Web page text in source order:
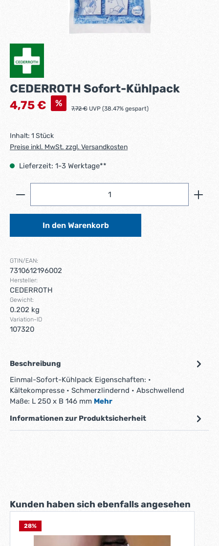
CEDERROTH Sofort-Kühlpack
Verkaufspreis:
4,75 € % Regulärer Preis:
7,72 € UVP (38.47% gespart)
Inhalt: 1 Stück
Preise inkl. MwSt. zzgl. Versandkosten
Lieferzeit: 1-3 Werktage**
Produkt Anzahl: Gib den gewünschten Wert ein
In den Warenkorb
GTIN/EAN:
7310612196002
Hersteller:
CEDERROTH
Gewicht:
0.202 kg
Variation-ID
107320
Beschreibung
Einmal-Sofort-Kühlpack Eigenschaften: •
Kältekompresse • Schmerzlindernd • Abschwellend
Maße: L 250 x B 146 mm Mehr
Informationen zur Produktsicherheit
Produktgalerie überspringen
Kunden haben sich ebenfalls angesehen
28%